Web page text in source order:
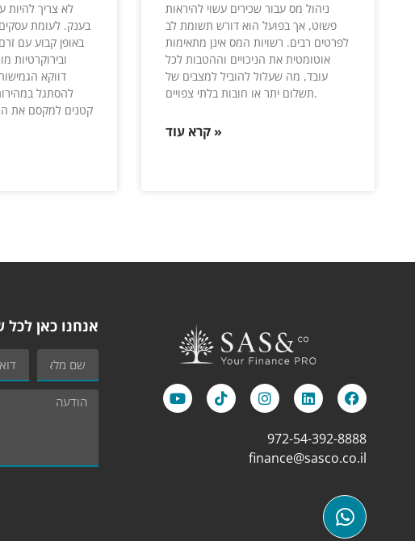
לא צריך להיות
בענק. לעומת
באופן קבוע עם
ובירוקרטיות
דווקא
להסתגל
קטנים למקסם את
ניהול מס עבור שכירים עשוי להיראות
פשוט, אך בפועל הוא דורש תשומת לב
לפרטים רבים. רשויות המס אינן מתאימות
אוטומטית את הניכויים וההטבות לכל
עובד, מה שעלול להוביל למצבים של
תשלום יתר או חובות בלתי צפויים.
קרא עוד »
972-54-392-8888
finance@sasco.co.il
אנחנו כאן